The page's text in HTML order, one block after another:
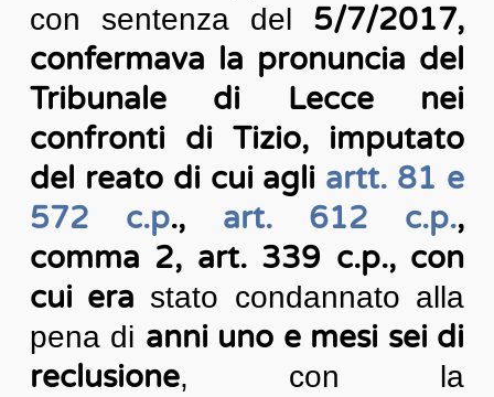
con sentenza del 5/7/2017,
confermava la pronuncia del
Tribunale di Lecce nei
confronti di Tizio, imputato
del reato di cui agli artt. 81 e
572 c.p., art. 612 c.p.,
comma 2, art. 339 c.p., con
cui era stato condannato alla
pena di anni uno e mesi sei di
reclusione, con la